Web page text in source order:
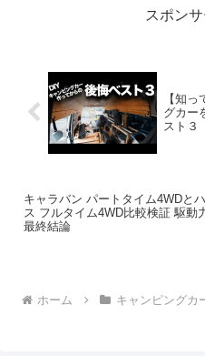
スポン
【知
グカー
スト３
キャラバン パートタイム4WDと
ス フルタイム4WD比較検証 駆動
最終結論
ホーム キャンピングカ